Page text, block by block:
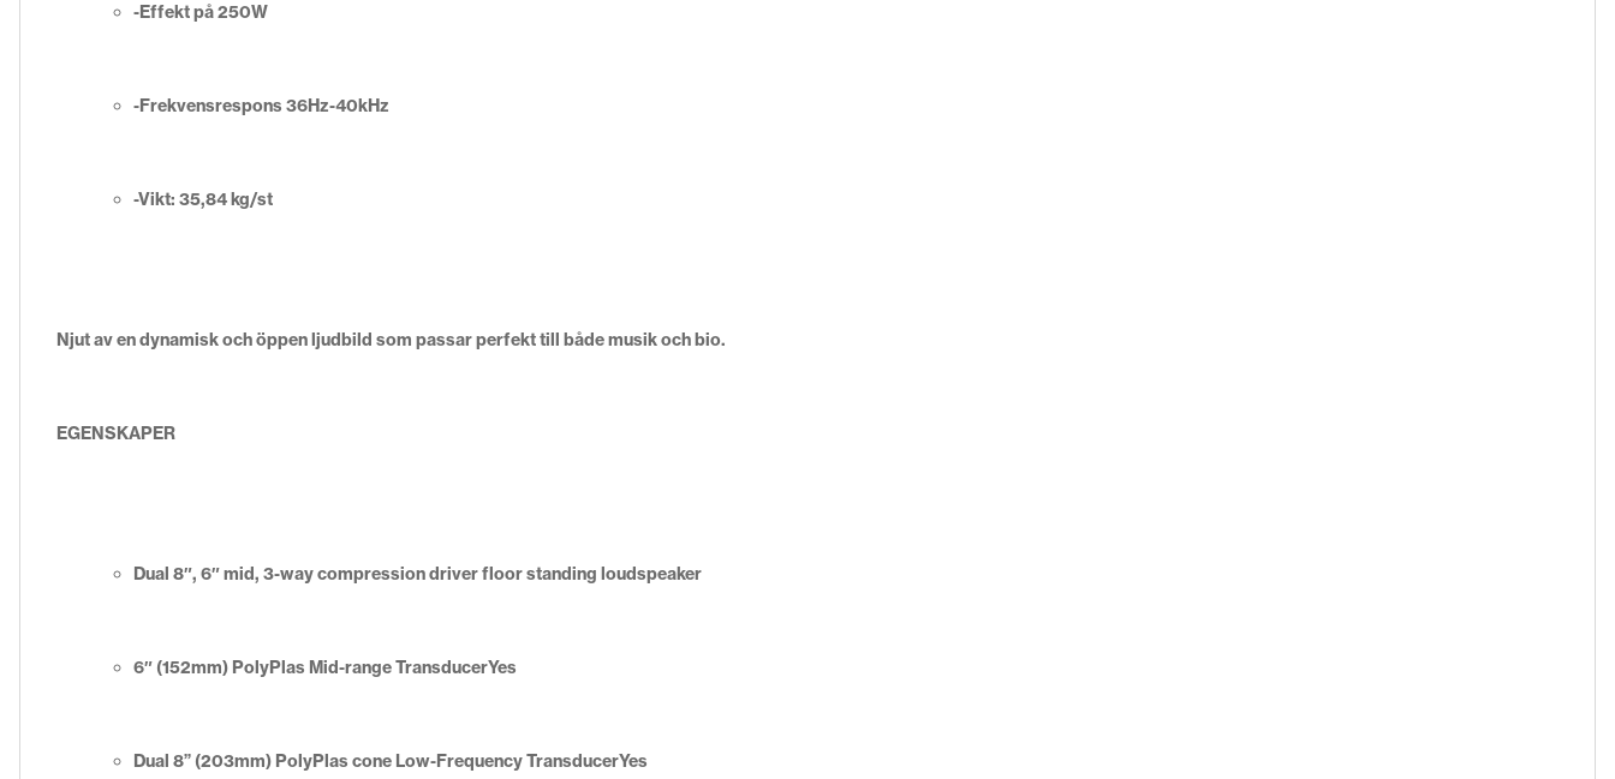
-Effekt på 250W
-Frekvensrespons 36Hz-40kHz
-Vikt: 35,84 kg/st
Njut av en dynamisk och öppen ljudbild som passar perfekt till både musik och bio.
EGENSKAPER
Dual 8″, 6″ mid, 3-way compression driver floor standing loudspeaker
6″ (152mm) PolyPlas Mid-range TransducerYes
Dual 8” (203mm) PolyPlas cone Low-Frequency TransducerYes